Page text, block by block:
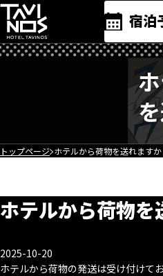
宿泊
トップページ ホテルから荷物を送れますか
ホテルから荷物を
2025-10-20
ホテルから荷物の発送は受け付けてお